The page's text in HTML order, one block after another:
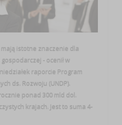
istotne znaczenie dla
- ocenił w
raporcie Program
ds. Rozwoju (UNDP).
ponad 300 mld dol.
krajach. Jest to suma 4-